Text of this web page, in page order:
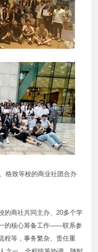
格致等校的商业社团合办
的商社共同主办、20多个学
的核心筹备工作——联系参
程等，事务繁杂、责任重